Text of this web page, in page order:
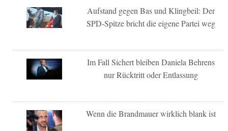
Aufstand gegen Bas und Klingbeil: Der
SPD-Spitze bricht die eigene Partei weg
Im Fall Sichert bleiben Daniela Behrens
nur Rücktritt oder Entlassung
Wenn die Brandmauer wirklich blank ist